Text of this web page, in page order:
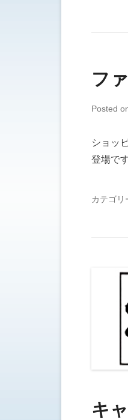
フ
Posted
ショッ
登場で
カテゴリ
キ